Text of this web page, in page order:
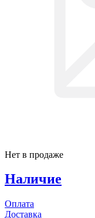
Нет в продаже
Наличие
Оплата
Доставка